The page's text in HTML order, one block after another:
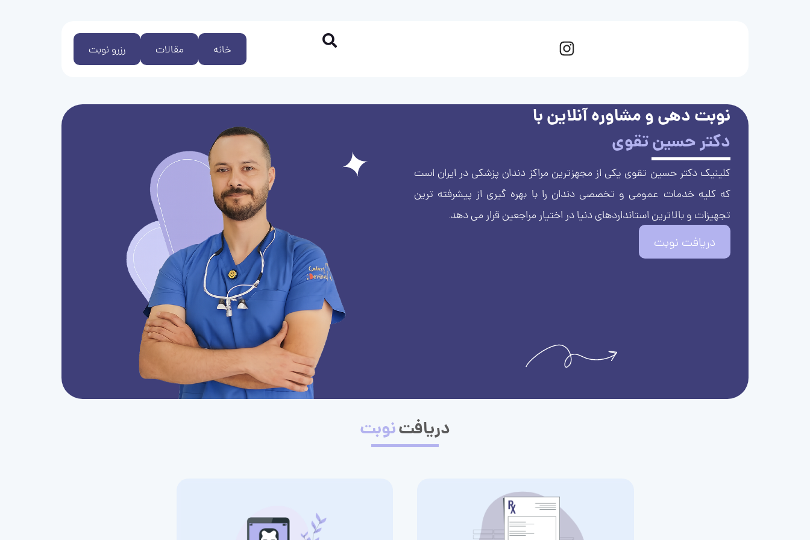
رزرو نوبت مقالات خانه
نوبت دهی و مشاوره آنلاین با
دکتر حسین تقوی
کلینیک دکتر حسین تقوی یکی از مجهزترین مراکز دندان پزشکی در ایران است
که کلیه خدمات عمومی و تخصصی دندان را با بهره گیری از پیشرفته ترین
تجهیزات و بالاترین استانداردهای دنیا در اختیار مراجعین قرار می دهد.
دریافت نوبت
دریافتنوبت